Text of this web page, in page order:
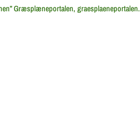
Græsplæneportalen,